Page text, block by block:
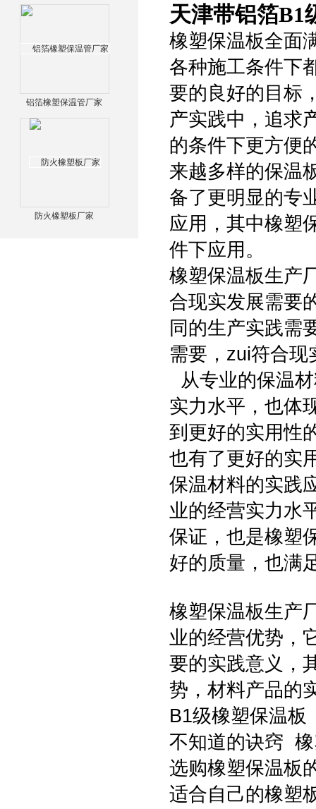
铝箔橡塑保温管厂家
防火橡塑板厂家
天津带铝箔B1
橡塑保温板全面
各种施工条件下
要的良好的目标
产实践中，追求
的条件下更方便
来越多样的保温
备了更明显的专
应用，其中橡塑
件下应用。
橡塑保温板生产
合现实发展需要
同的生产实践需
需要，zui符合现
从专业的保温
实力水平，也体
到更好的实用性
也有了更好的实
保温材料的实践
业的经营实力水
保证，也是橡塑
好的质量，也满
橡塑保温板生产
业的经营优势，
要的实践意义，
势，材料产品的
B1级橡塑保温板
不知道的诀窍
选购橡塑保温板
适合自己的橡塑